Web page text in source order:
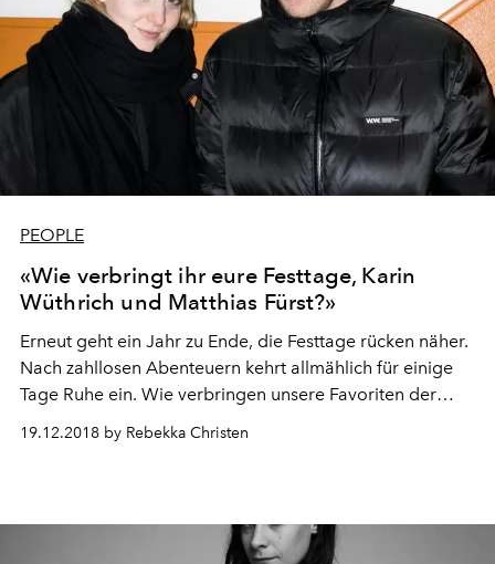
PEOPLE
«Wie verbringt ihr eure Festtage, Karin
Wüthrich und Matthias Fürst?»
Erneut geht ein Jahr zu Ende, die Festtage rücken näher.
Nach zahllosen Abenteuern kehrt allmählich für einige
Tage Ruhe ein. Wie verbringen unsere Favoriten der
Schweizer Modewelt diese besondere Zeit? L’OFFICIEL
Schweiz hat nachgefragt. Diesmal bei Karin Wüthrich
19.12.2018 by Rebekka Christen